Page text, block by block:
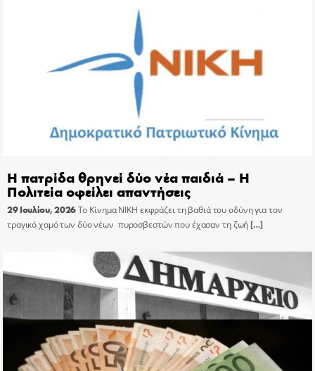
Η πατρίδα θρηνεί δύο νέα παιδιά – Η
Πολιτεία οφείλει απαντήσεις
29 Ιουλίου, 2026Το Κίνημα ΝΙΚΗ εκφράζει τη βαθιά του οδύνη για τον
τραγικό χαμό των δύο νέων πυροσβεστών που έχασαν τη ζωή[…]